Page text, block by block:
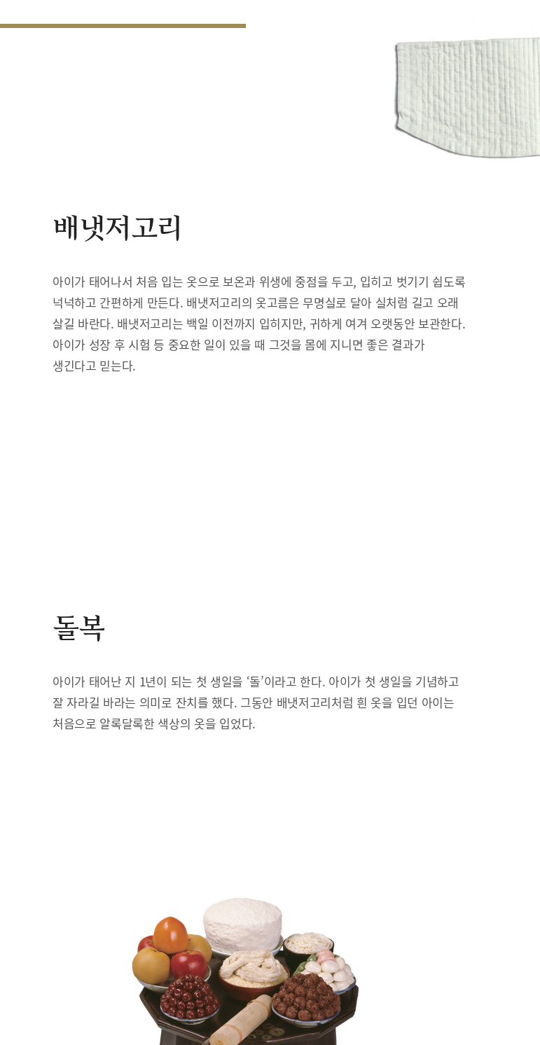
배냇저고리
아이가 태어나서 처음 입는 옷으로 보온과 위생에 중점을 두고, 입히고 벗기기 쉽도록
넉넉하고 간편하게 만든다. 배냇저고리의 옷고름은 무명실로 달아 실처럼 길고 오래
살길 바란다. 배냇저고리는 백일 이전까지 입히지만, 귀하게 여겨 오랫동안 보관한다.
아이가 성장 후 시험 등 중요한 일이 있을 때 그것을 몸에 지니면 좋은 결과가
생긴다고 믿는다.
돌복
아이가 태어난 지 1년이 되는 첫 생일을 ‘돌’이라고 한다. 아이가 첫 생일을 기념하고
잘 자라길 바라는 의미로 잔치를 했다. 그동안 배냇저고리처럼 흰 옷을 입던 아이는
처음으로 알록달록한 색상의 옷을 입었다.